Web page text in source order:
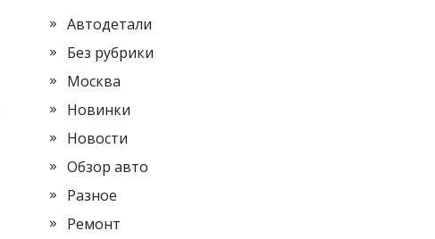
Автодетали
Без рубрики
Москва
Новинки
Новости
Обзор авто
Разное
Ремонт